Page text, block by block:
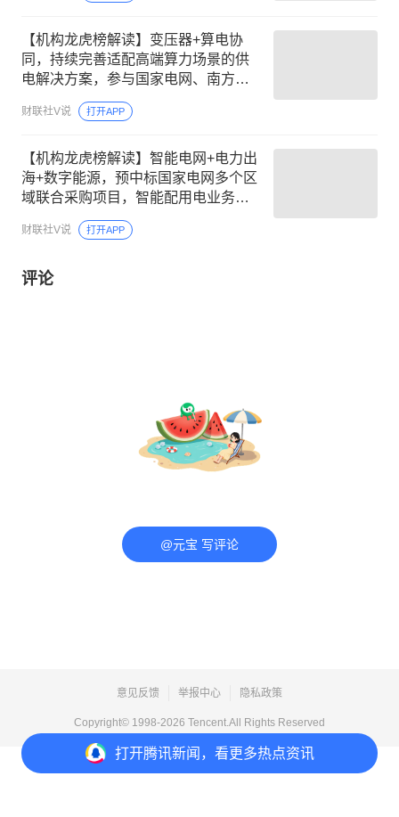
打开腾讯新闻，看更多热点资讯
【机构龙虎榜解读】变压器+算电协
同，持续完善适配高端算力场景的供
电解决方案，参与国家电网、南方电
网等重大工程，与维斯塔斯、通用电
气等海外头部企业合作，机构大额净
财联社V说 打开APP
【机构龙虎榜解读】智能电网+电力出
海+数字能源，预中标国家电网多个区
域联合采购项目，智能配用电业务覆
盖全球110余国，境外营收占比近
70%，这家公司获净买入
财联社V说 打开APP
评论
@元宝 写评论
意见反馈 举报中心 隐私政策
Copyright© 1998-2026 Tencent.All Rights Reserved